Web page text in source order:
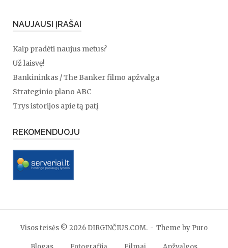
NAUJAUSI ĮRAŠAI
Kaip pradėti naujus metus?
Už laisvę!
Bankininkas / The Banker filmo apžvalga
Strateginio plano ABC
Trys istorijos apie tą patį
REKOMENDUOJU
Visos teisės © 2026 DIRGINČIUS.COM. Theme by Puro